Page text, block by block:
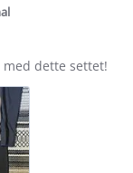
dette settet!